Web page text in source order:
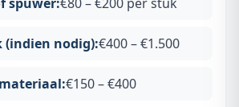
(indien nodig):€400 – €1.500
€150 – €400